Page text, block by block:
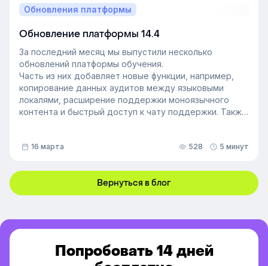
процессы в компании и умеет выстраивать
искренние отношения с людьми. Выявление
неформальных лидеров и применение их навыков
может стать стратегией управления персоналом,
которая повысит производительность и создаст
более позитивную корпоративную культуру. Как это
сделать — рассказали в статье.
Обновления платформы
Обновление платформы 14.4
За последний месяц мы выпустили несколько
обновлений платформы обучения.
Часть из них добавляет новые функции, например,
копирование данных аудитов между языковыми
локалями, расширение поддержки моноязычного
контента и быстрый доступ к чату поддержки. Также
доступов, добавили фильтрацию данных по точному
платформы.
16 марта 528 5 минут
Вернуться в блог
Попробовать 14 дней